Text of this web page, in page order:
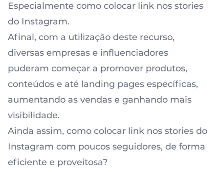
Especialmente como colocar link nos stories
do Instagram.
Afinal, com a utilização deste recurso,
diversas empresas e influenciadores
puderam começar a promover produtos,
conteúdos e até landing pages específicas,
aumentando as vendas e ganhando mais
visibilidade.
Ainda assim, como colocar link nos stories do
Instagram com poucos seguidores, de forma
eficiente e proveitosa?